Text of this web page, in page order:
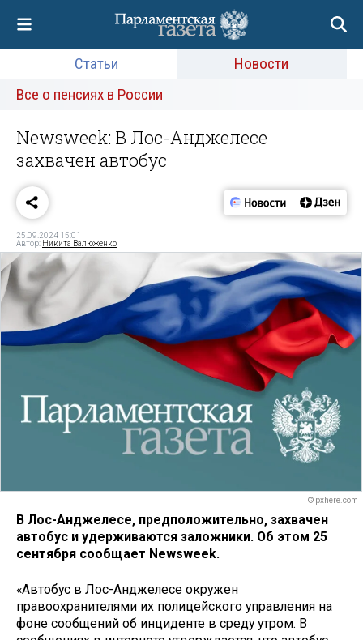
Статьи
Новости
Все о пенсиях в России
Newsweek: В Лос-Анджелесе
захвачен автобус
25.09.2024 15:01
Автор: Никита Валюженко
© pxhere.com
В Лос-Анджелесе, предположительно, захвачен
автобус и удерживаются заложники. Об этом 25
сентября сообщает Newsweek.
«Автобус в Лос-Анджелесе окружен
правоохранителями их полицейского управления на
фоне сообщений об инциденте в среду утром. В